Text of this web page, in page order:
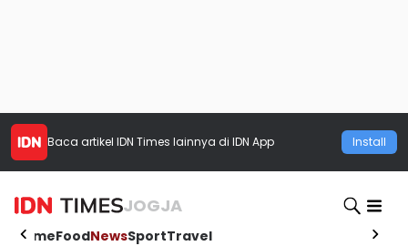
Baca artikel IDN Times lainnya di IDN App Install
JOGJA
HomeFoodNewsSportTravel